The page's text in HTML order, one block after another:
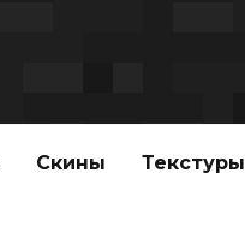
Скины Текстуры